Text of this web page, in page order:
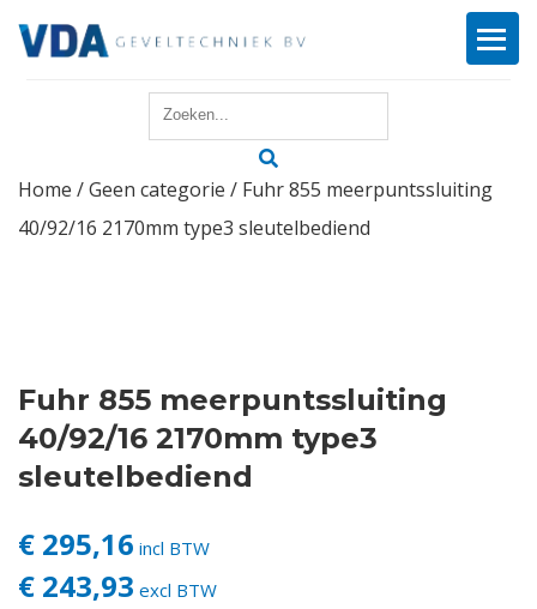
Reparatie
Producten
Offerte
Contact
Home /Geen categorie / Fuhr 855 meerpuntssluiting
40/92/16 2170mm type3 sleutelbediend
Fuhr 855 meerpuntssluiting
40/92/16 2170mm type3
sleutelbediend
€ 295,16 incl BTW
€ 243,93 excl BTW